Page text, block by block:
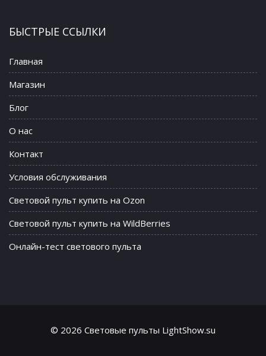
БЫСТРЫЕ ССЫЛКИ
Главная
Магазин
Блог
О нас
Контакт
Условия обслуживания
Световой пульт купить на Ozon
Световой пульт купить на WildBerries
Онлайн-тест светового пульта
© 2026 Световые пульты LightShow.su